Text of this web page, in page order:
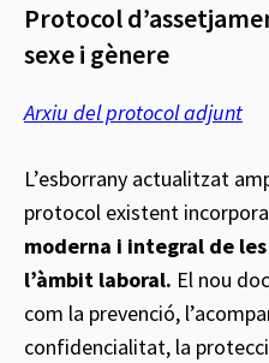
Protocol
sexe i gènere
Arxiu del protocol adjunt
L’esborrany actualitzat
protocol existent
moderna i integral de
l’àmbit laboral. El nou
com la prevenció,
confidencialitat, la